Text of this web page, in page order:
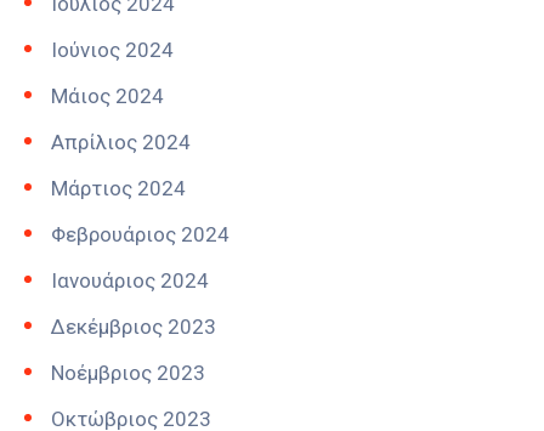
Ιούνιος 2024
Μάιος 2024
Απρίλιος 2024
Μάρτιος 2024
Φεβρουάριος 2024
Ιανουάριος 2024
Δεκέμβριος 2023
Νοέμβριος 2023
Οκτώβριος 2023